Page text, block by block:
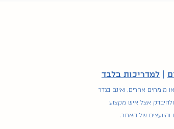
למדריכות בלבד
מומחים אחרים, ואינם בגדר
אצל איש מקצוע
של האתר.